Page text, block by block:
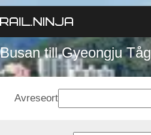
Busan till Gyeongju Tåg
Avreseort